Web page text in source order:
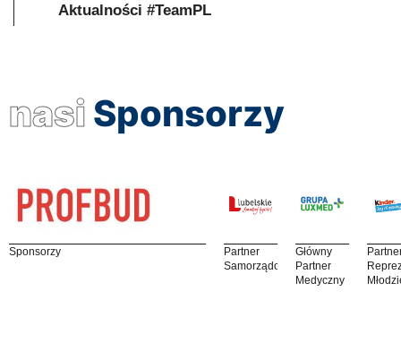
Aktualności #TeamPL
nasi Sponsorzy
Sponsorzy
Partner
Samorządowy
Główny
Partner
Medyczny